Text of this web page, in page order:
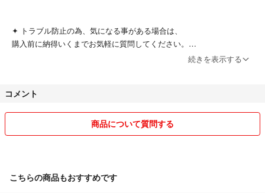
✦️ トラブル防止の為、気になる事がある場合は、
購入前に納得いくまでお気軽に質問してください。
取引メッセージよりご連絡お願い致します。
✦️ コメントでやりとりさせていただいている場合でも
✦️ 専用出品は２４時間で削除致します。
続きを表示する
コメント
商品について質問する
こちらの商品もおすすめです